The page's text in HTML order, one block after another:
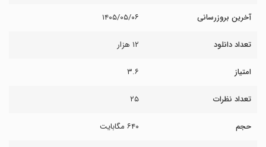
آخرین بروزرسانی ۱۴۰۵/۰۵/۰۶
تعداد دانلود ۱۲ هزار
امتیاز ۳.۶
تعداد نظرات ۲۵
حجم ۶۴۰ مگابایت